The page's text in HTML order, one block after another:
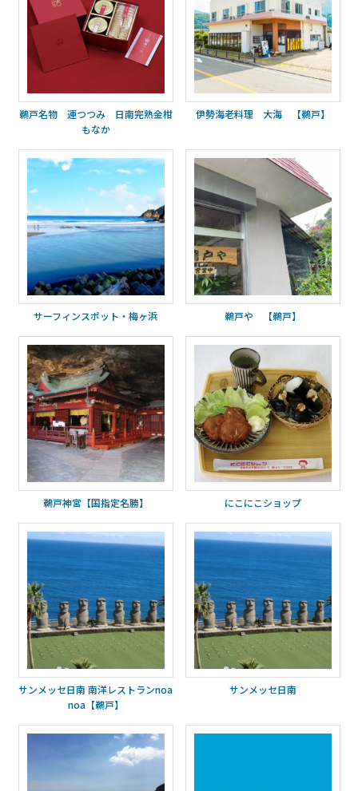
鵜戸名物 運つつみ 日南完熟金柑
もなか
伊勢海老料理 大海 【鵜戸】
サーフィンスポット・梅ヶ浜 鵜戸や 【鵜戸】
鵜戸神宮【国指定名勝】 にこにこショップ
サンメッセ日南 南洋レストランnoa
noa【鵜戸】
サンメッセ日南